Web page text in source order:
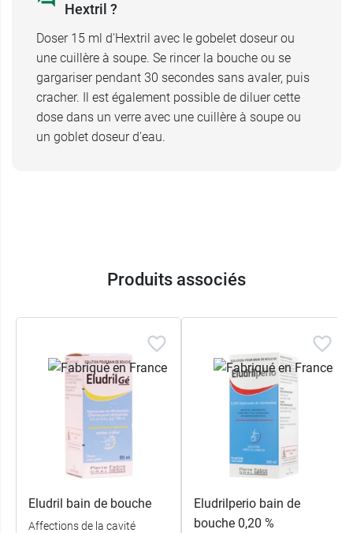
Demandez un avis médical en cas d'utilisation
chez un enfant âgé de 6 à 12 ans.
La quantité d'alcool d'Hextril
Ce médicament contient de petites quantités
d'éthanol (alcool). Une dose peut en contenir
jusqu'à 650 mg, ce qui rend ce médicament
Conditionnement : disponible en 200 ou 400 ml.
Le bain de bouche Hextril peut être associé au
médicament Dentobaume
gencives.
Hextril ?
Doser 15 ml d'Hextril avec le gobelet doseur ou
une cuillère à soupe. Se rincer la bouche ou se
gargariser pendant 30 secondes sans avaler, puis
cracher. Il est également possible de diluer cette
dose dans un verre avec une cuillère à soupe ou
un goblet doseur d'eau.
Produits associés
Eludril bain de bouche
Affections de la cavité
Eludrilperio bain de
bouche 0,20 %